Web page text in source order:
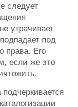
следует
утрачивает
под
права. Его
если же это